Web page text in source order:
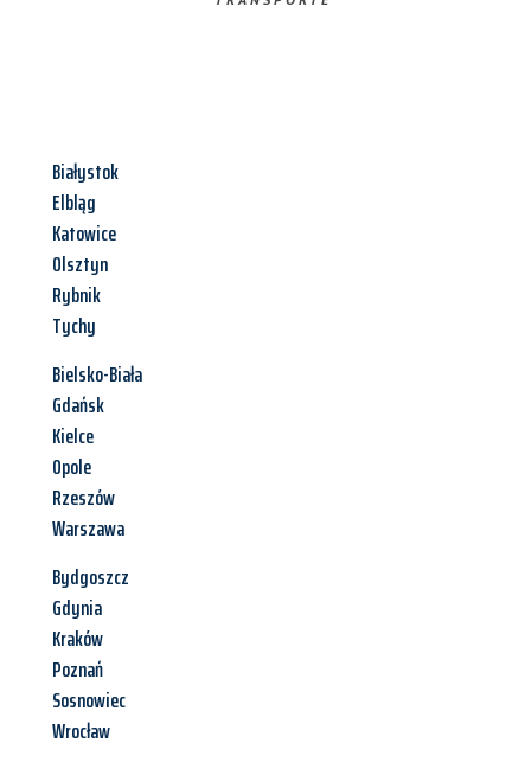
Białystok
Elbląg
Katowice
Olsztyn
Rybnik
Tychy
Bielsko-Biała
Gdańsk
Kielce
Opole
Rzeszów
Warszawa
Bydgoszcz
Gdynia
Kraków
Poznań
Sosnowiec
Wrocław